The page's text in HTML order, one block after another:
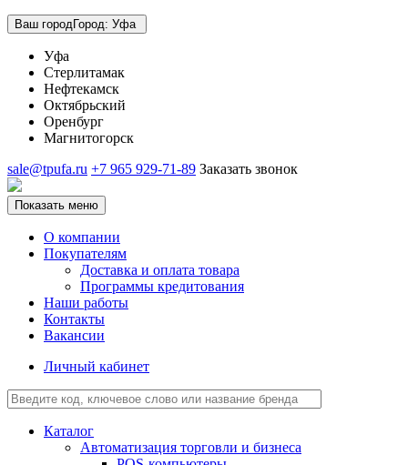
Ваш городГород: Уфа
Уфа
Стерлитамак
Нефтекамск
Октябрьский
Оренбург
Магнитогорск
sale@tpufa.ru +7 965 929-71-89 Заказать звонок
Показать меню
О компании
Покупателям
Доставка и оплата товара
Программы кредитования
Наши работы
Контакты
Вакансии
Личный кабинет
Каталог
Автоматизация торговли и бизнеса